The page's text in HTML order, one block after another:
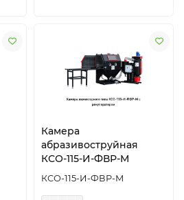
Камера
абразивоструйная
КСО-115-И-ФВР-М
КСО-115-И-ФВР-М